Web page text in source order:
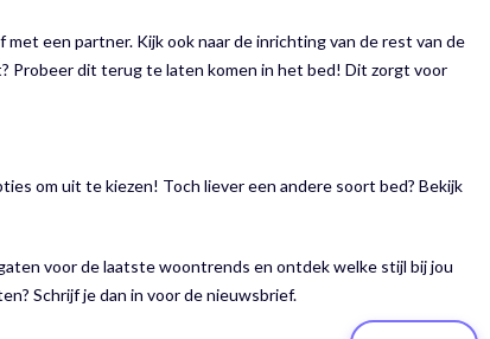
een partner. Kijk ook naar de inrichting van de rest van de
Probeer dit terug te laten komen in het bed! Dit zorgt voor
om uit te kiezen! Toch liever een andere soort bed? Bekijk
voor de laatste woontrends en ontdek welke stijl bij jou
Schrijf je dan in voor de nieuwsbrief.